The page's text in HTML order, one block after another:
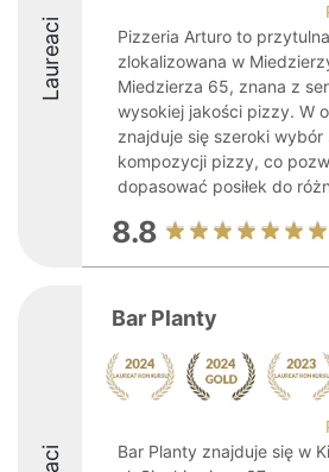
Laureaci
Pizzeria Arturo to
zlokalizowana w
Miedzierza 65, znana z
wysokiej jakości pizzy. W
znajduje się szeroki wybór
kompozycji pizzy, co
dopasować posiłek do
8.8
Bar Planty
Bar Planty znajduje się w